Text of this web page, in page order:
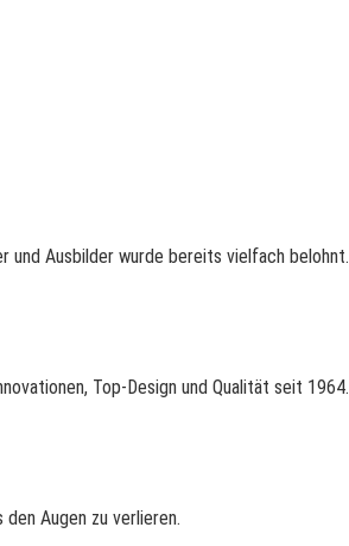
und Ausbilder wurde bereits vielfach belohnt.
Top-Design und Qualität seit 1964.
Augen zu verlieren.